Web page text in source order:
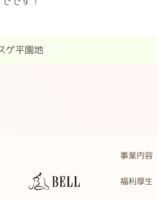
ゲ平園地
事業内容
福利厚生